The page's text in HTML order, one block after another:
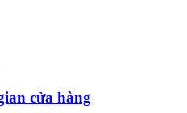
cửa hàng